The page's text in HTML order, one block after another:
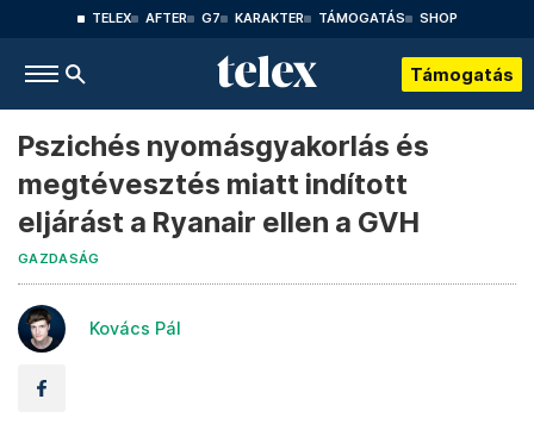
TELEX AFTER G7 KARAKTER TÁMOGATÁS SHOP
Támogatás
Pszichés nyomásgyakorlás és
megtévesztés miatt indított
eljárást a Ryanair ellen a GVH
GAZDASÁG
Kovács Pál